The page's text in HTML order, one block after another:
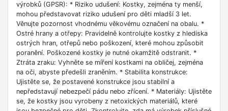
výrobků (GPSR): * Riziko udušení: Kostky, zejména ty menší,
mohou představovat riziko udušení pro děti mladší 3 let.
Věnujte pozornost vhodnému věkovému označení na obalu. *
Ostré hrany a otřepy: Pravidelně kontrolujte kostky z hlediska
ostrých hran, otřepů nebo poškození, které mohou způsobit
poranění. Poškozené kostky je nutné okamžitě odstranit. *
Ztráta zraku: Vyhněte se míření kostkami na obličej, zejména
na oči, abyste předešli zraněním. * Stabilita konstrukce:
Ujistěte se, že postavené konstrukce jsou stabilní a
nepředstavují nebezpečí pádu nebo zřícení. * Materiály: Ujistěte
se, že kostky jsou vyrobeny z netoxických materiálů, které